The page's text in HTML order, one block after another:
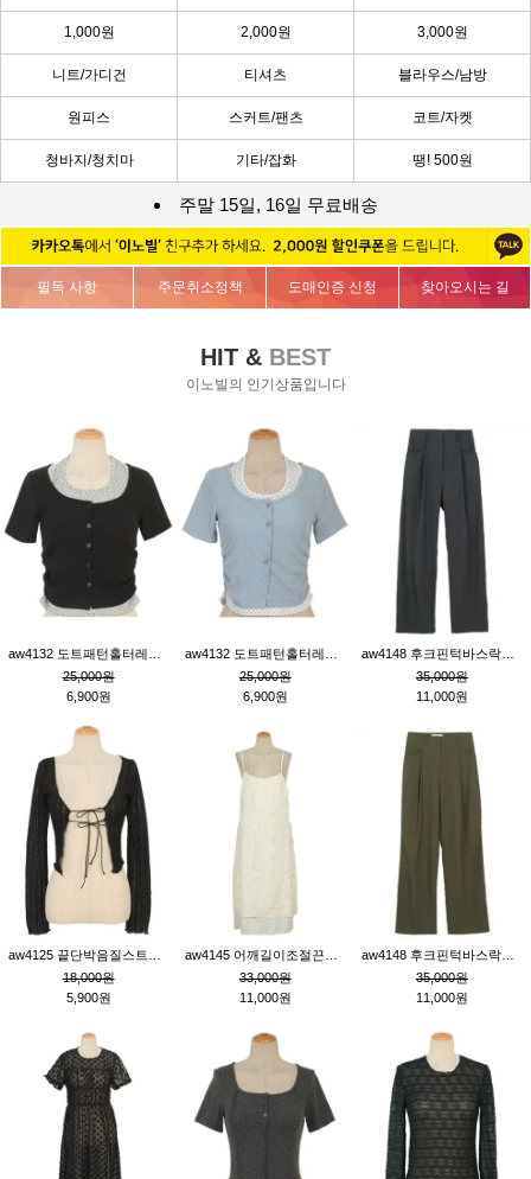
1,000원 2,000원 3,000원
니트/가디건 티셔츠 블라우스/남방
원피스 스커트/팬츠 코트/자켓
청바지/청치마 기타/잡화 땡! 500원
주말 15일, 16일 무료배송
필독 사항 주문취소정책 도매인증 신청 찾아오시는 길
HIT & BEST
이노빌의 인기상품입니다
25,000원
6,900원
25,000원
6,900원
35,000원
11,000원
18,000원
5,900원
33,000원
11,000원
35,000원
11,000원